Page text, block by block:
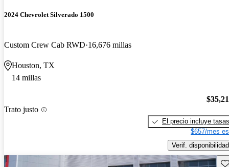
2024 Chevrolet Silverado 1500
Custom Crew Cab RWD 16,676 millas
Houston, TX
14 millas
Trato justo
El precio incluye tasas
$657/mes
Verif. disponibilidad